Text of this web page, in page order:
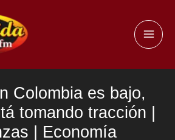
Colombia es bajo,
tomando tracción |
| Economía